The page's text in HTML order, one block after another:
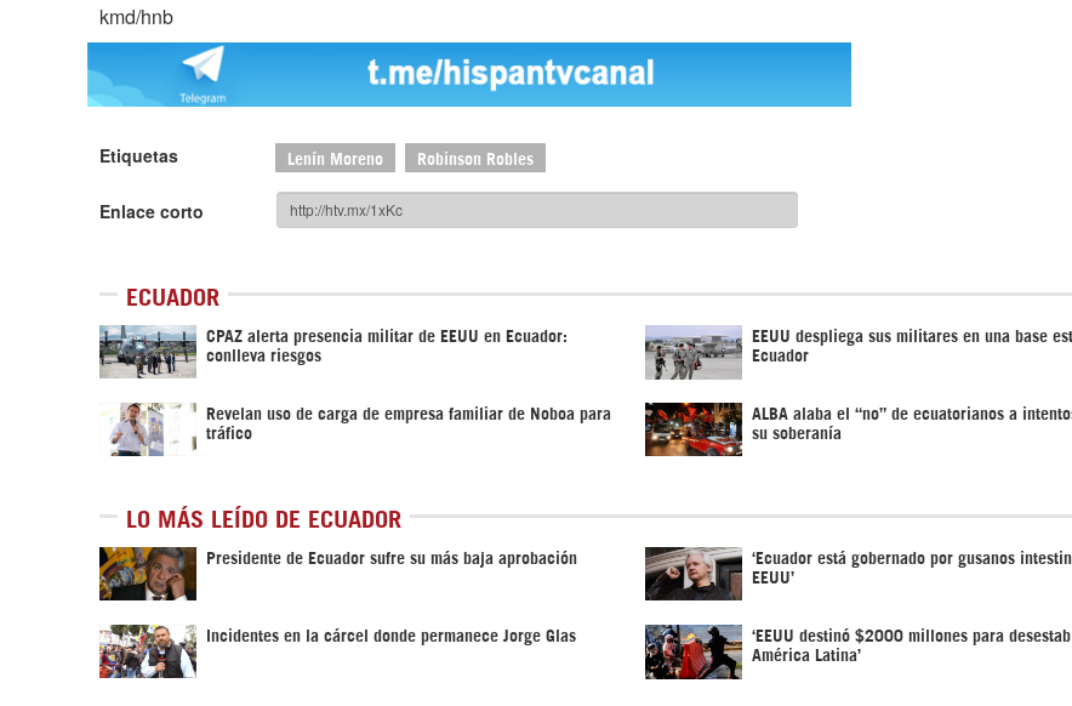
kmd/hnb
Etiquetas Lenín Moreno Robinson Robles
Enlace corto
ECUADOR
CPAZ alerta presencia militar de EEUU en Ecuador:
conlleva riesgos
EEUU despliega sus militares en una base
Ecuador
Revelan uso de carga de empresa familiar de Noboa para
tráfico
ALBA alaba el “no” de ecuatorianos a
su soberanía
LO MÁS LEÍDO DE ECUADOR
Presidente de Ecuador sufre su más baja aprobación ‘Ecuador está gobernado por gusanos
EEUU’
Incidentes en la cárcel donde permanece Jorge Glas ‘EEUU destinó $2000 millones para
América Latina’